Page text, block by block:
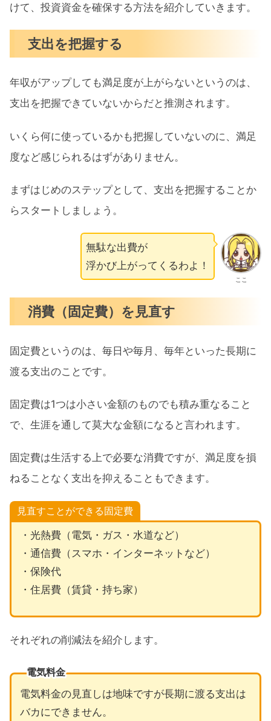
けて、投資資金を確保する方法を紹介していきます。
支出を把握する
年収がアップしても満足度が上がらないというのは、
支出を把握できていないからだと推測されます。
いくら何に使っているかも把握していないのに、満足
度など感じられるはずがありません。
まずはじめのステップとして、支出を把握することか
らスタートしましょう。
ここ
無駄な出費が
浮かび上がってくるわよ！
消費（固定費）を見直す
固定費というのは、毎日や毎月、毎年といった長期に
渡る支出のことです。
固定費は1つは小さい金額のものでも積み重なること
で、生涯を通して莫大な金額になると言われます。
固定費は生活する上で必要な消費ですが、満足度を損
ねることなく支出を抑えることもできます。
見直すことができる固定費
・光熱費（電気・ガス・水道など）
・通信費（スマホ・インターネットなど）
・保険代
・住居費（賃貸・持ち家）
それぞれの削減法を紹介します。
電気料金
電気料金の見直しは地味ですが長期に渡る支出は
バカにできません。